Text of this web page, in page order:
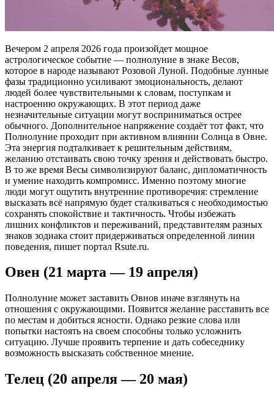
Вечером 2 апреля 2026 года произойдет мощное
астрологическое событие — полнолуние в знаке Весов,
которое в народе называют Розовой Луной. Подобные лунные
фазы традиционно усиливают эмоциональность, делают
людей более чувствительными к словам, поступкам и
настроению окружающих. В этот период даже
незначительные ситуации могут восприниматься острее
обычного. Дополнительное напряжение создаёт тот факт, что
Полнолуние проходит при активном влиянии Солнца в Овне.
Эта энергия подталкивает к решительным действиям,
желанию отстаивать свою точку зрения и действовать быстро.
В то же время Весы символизируют баланс, дипломатичность
и умение находить компромисс. Именно поэтому многие
люди могут ощутить внутренние противоречия: стремление
высказать всё напрямую будет сталкиваться с необходимостью
сохранять спокойствие и тактичность. Чтобы избежать
лишних конфликтов и переживаний, представителям разных
знаков зодиака стоит придерживаться определенной линии
поведения, пишет портал Rsute.ru.
Овен (21 марта — 19 апреля)
Полнолуние может заставить Овнов иначе взглянуть на
отношения с окружающими. Появится желание расставить все
по местам и добиться ясности. Однако резкие слова или
попытки настоять на своем способны только усложнить
ситуацию. Лучше проявить терпение и дать собеседнику
возможность высказать собственное мнение.
Телец (20 апреля — 20 мая)